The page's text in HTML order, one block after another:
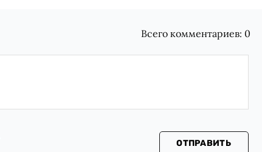
Всего комментариев: 0
ОТПРАВИТЬ